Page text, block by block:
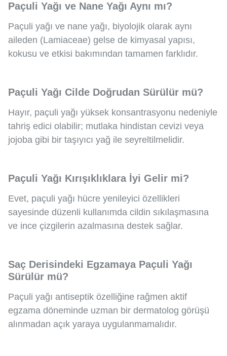
Paçuli Yağı ve Nane Yağı Aynı mı?
Paçuli yağı ve nane yağı, biyolojik olarak aynı
aileden (Lamiaceae) gelse de kimyasal yapısı,
kokusu ve etkisi bakımından tamamen farklıdır.
Paçuli Yağı Cilde Doğrudan Sürülür mü?
Hayır, paçuli yağı yüksek konsantrasyonu nedeniyle
tahriş edici olabilir; mutlaka hindistan cevizi veya
jojoba gibi bir taşıyıcı yağ ile seyreltilmelidir.
Paçuli Yağı Kırışıklıklara İyi Gelir mi?
Evet, paçuli yağı hücre yenileyici özellikleri
sayesinde düzenli kullanımda cildin sıkılaşmasına
ve ince çizgilerin azalmasına destek sağlar.
Saç Derisindeki Egzamaya Paçuli Yağı
Sürülür mü?
Paçuli yağı antiseptik özelliğine rağmen aktif
egzama döneminde uzman bir dermatolog görüşü
alınmadan açık yaraya uygulanmamalıdır.